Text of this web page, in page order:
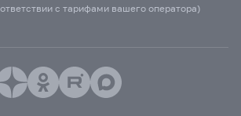
с тарифами вашего оператора)